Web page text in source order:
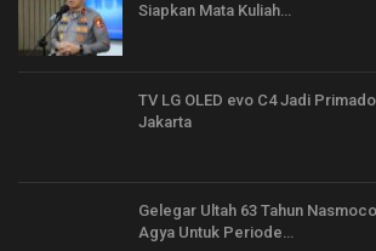
Siapkan Mata Kuliah…
TV LG OLED evo C4 Jadi
Jakarta
Gelegar Ultah 63 Tahun
Agya Untuk Periode…